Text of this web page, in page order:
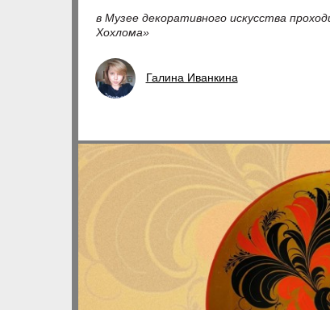
в Музее декоративного искусства
Хохлома»
Галина Иванкина